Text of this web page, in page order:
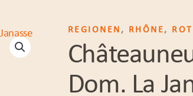
REGIONEN , RHÔNE,
Dom. La